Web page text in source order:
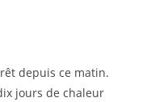
depuis ce matin.
jours de chaleur